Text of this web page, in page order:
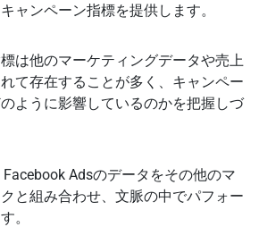
ャンペーン指標を提供します。
は他のマーケティングデータや売上
て存在することが多く、キャンペー
ように影響しているのかを把握しづ
Adsのデータをその他のマ
と組み合わせ、文脈の中でパフォー
。